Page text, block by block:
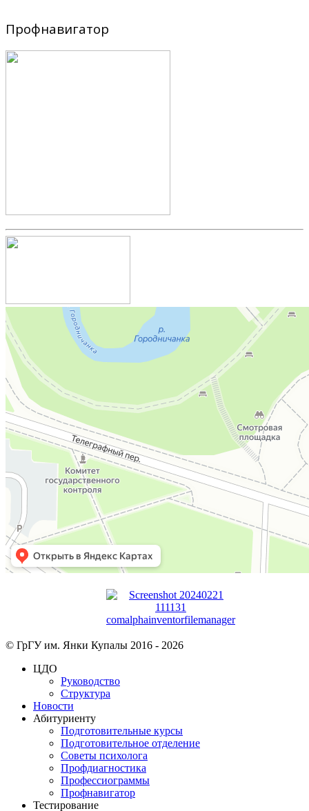
Профнавигатор
© ГрГУ им. Янки Купалы 2016 - 2026
ЦДО
Руководство
Структура
Новости
Абитуриенту
Подготовительные курсы
Подготовительное отделение
Советы психолога
Профдиагностика
Профессиограммы
Профнавигатор
Тестирование